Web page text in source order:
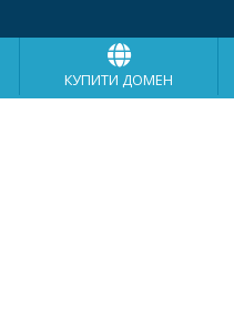
КУПИТИ ДОМЕН